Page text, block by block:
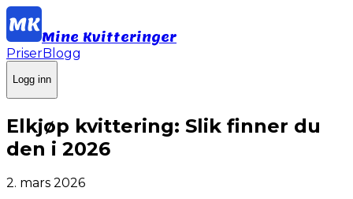
Mine Kvitteringer
PriserBlogg
Logg inn
Elkjøp kvittering: Slik finner du
den i 2026
2. mars 2026